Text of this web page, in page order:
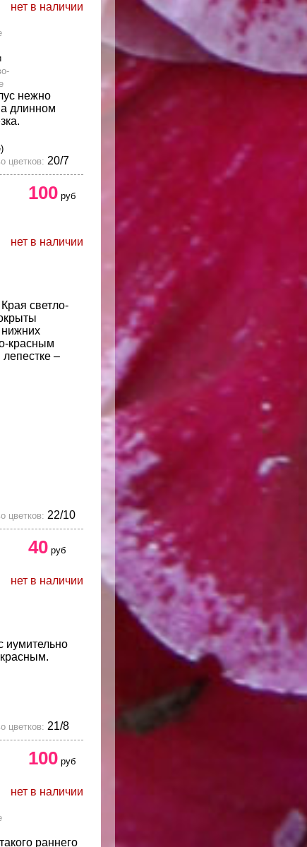
нет в наличии
нежно
длинном
цветков: 20/7
100 руб
нет в наличии
светло-
красным
–
цветков: 22/10
40 руб
нет в наличии
иумительно
цветков: 21/8
100 руб
нет в наличии
раннего